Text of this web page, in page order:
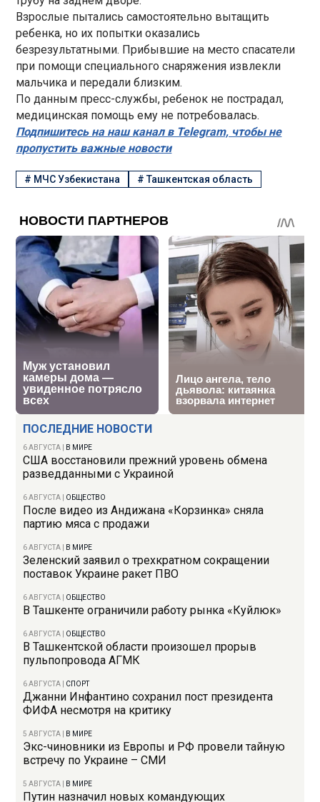
ПОСЛЕДНИЕ НОВОСТИ
6 АВГУСТА В МИРЕ
США восстановили прежний уровень обмена
разведданными с Украиной
6 АВГУСТА ОБЩЕСТВО
После видео из Андижана «Корзинка» сняла
партию мяса с продажи
6 АВГУСТА В МИРЕ
Зеленский заявил о трехкратном сокращении
поставок Украине ракет ПВО
6 АВГУСТА ОБЩЕСТВО
В Ташкенте ограничили работу рынка «Куйлюк»
6 АВГУСТА ОБЩЕСТВО
В Ташкентской области произошел прорыв
пульпопровода АГМК
6 АВГУСТА СПОРТ
Джанни Инфантино сохранил пост президента
ФИФА несмотря на критику
5 АВГУСТА В МИРЕ
Экс-чиновники из Европы и РФ провели тайную
встречу по Украине – СМИ
5 АВГУСТА В МИРЕ
Путин назначил новых командующих
Взрослые пытались самостоятельно вытащить
ребенка, но их попытки оказались
безрезультатными. Прибывшие на место спасатели
при помощи специального снаряжения извлекли
мальчика и передали близким.
По данным пресс-службы, ребенок не пострадал,
медицинская помощь ему не потребовалась.
Подпишитесь на наш канал в Telegram, чтобы не
пропустить важные новости
# МЧС Узбекистана #Ташкентская область